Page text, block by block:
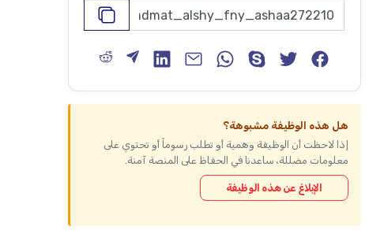
هل هذه الوظيفة مشبوهة؟
إذا لاحظت أن الوظيفة وهمية أو تطلب رسوماً أو تحتوي على
معلومات مضللة، ساعدنا في الحفاظ على المنصة آمنة.
الإبلاغ عن هذه الوظيفة